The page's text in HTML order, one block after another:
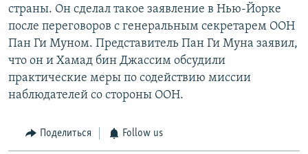
страны. Он сделал такое заявление в Нью-Йорке
после переговоров с генеральным секретарем ООН
Пан Ги Муном. Представитель Пан Ги Муна заявил,
что он и Хамад бин Джассим обсудили
практические меры по содействию миссии
наблюдателей со стороны ООН.
Поделиться Follow us